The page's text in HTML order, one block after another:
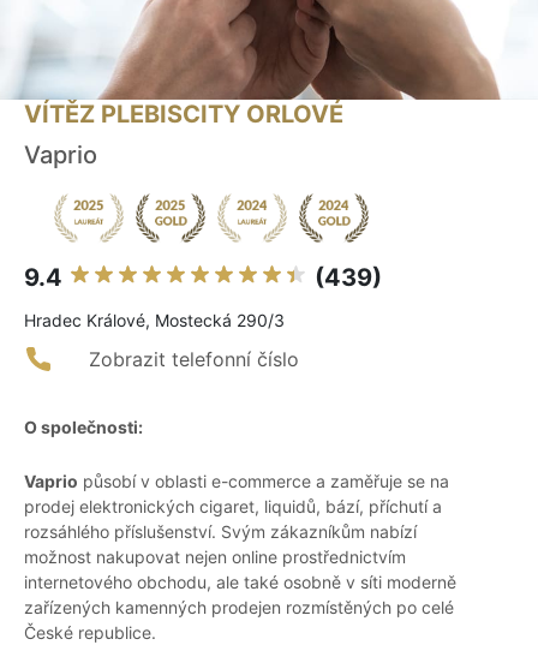
VÍTĚZ PLEBISCITY ORLOVÉ
Vaprio
9.4 (439)
Hradec Králové, Mostecká 290/3
Zobrazit telefonní číslo
O společnosti:
Vaprio působí v oblasti e-commerce a zaměřuje se na
prodej elektronických cigaret, liquidů, bází, příchutí a
rozsáhlého příslušenství. Svým zákazníkům nabízí
možnost nakupovat nejen online prostřednictvím
internetového obchodu, ale také osobně v síti moderně
zařízených kamenných prodejen rozmístěných po celé
České republice.